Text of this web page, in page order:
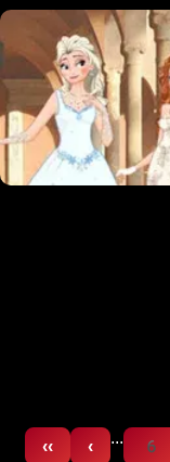
6
...
›
››